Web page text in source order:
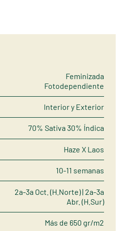
Feminizada
Fotodependiente
Interior y Exterior
70% Sativa 30% Índica
Haze X Laos
10-11 semanas
2a-3a Oct. (H.Norte) | 2a-3a
Abr. (H.Sur)
Más de 650 gr/m2